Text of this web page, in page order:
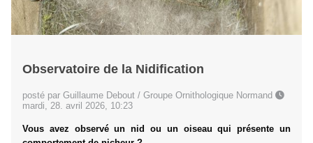
Observatoire de la Nidification
posté par Guillaume Debout / Groupe Ornithologique Normand
mardi, 28. avril 2026, 10:23
Vous avez observé un nid ou un oiseau qui présente un